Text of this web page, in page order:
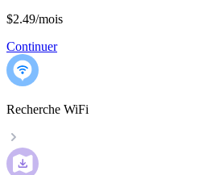
$2.49/mois
Continuer
Recherche WiFi